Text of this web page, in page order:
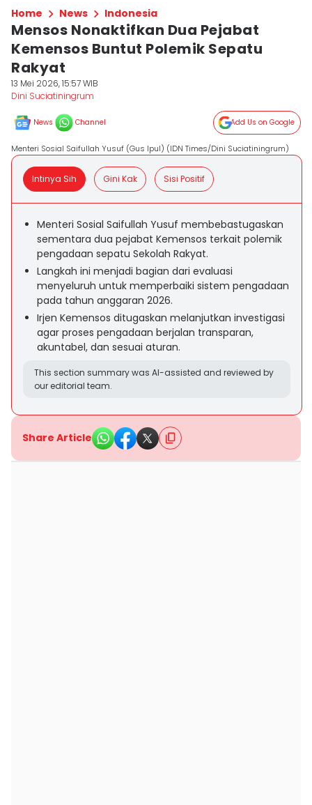
Home News Indonesia
Mensos Nonaktifkan Dua Pejabat
Kemensos Buntut Polemik Sepatu
Rakyat
13 Mei 2026, 15:57 WIB
Dini Suciatiningrum
News Channel Add Us on Google
Menteri Sosial Saifullah Yusuf (Gus Ipul) (IDN Times/Dini Suciatiningrum)
Intinya Sih Gini Kak Sisi Positif
Menteri Sosial Saifullah Yusuf membebastugaskan
sementara dua pejabat Kemensos terkait polemik
pengadaan sepatu Sekolah Rakyat.
Langkah ini menjadi bagian dari evaluasi
menyeluruh untuk memperbaiki sistem pengadaan
pada tahun anggaran 2026.
Irjen Kemensos ditugaskan melanjutkan investigasi
agar proses pengadaan berjalan transparan,
akuntabel, dan sesuai aturan.
This section summary was AI-assisted and reviewed by
our editorial team.
Share Article